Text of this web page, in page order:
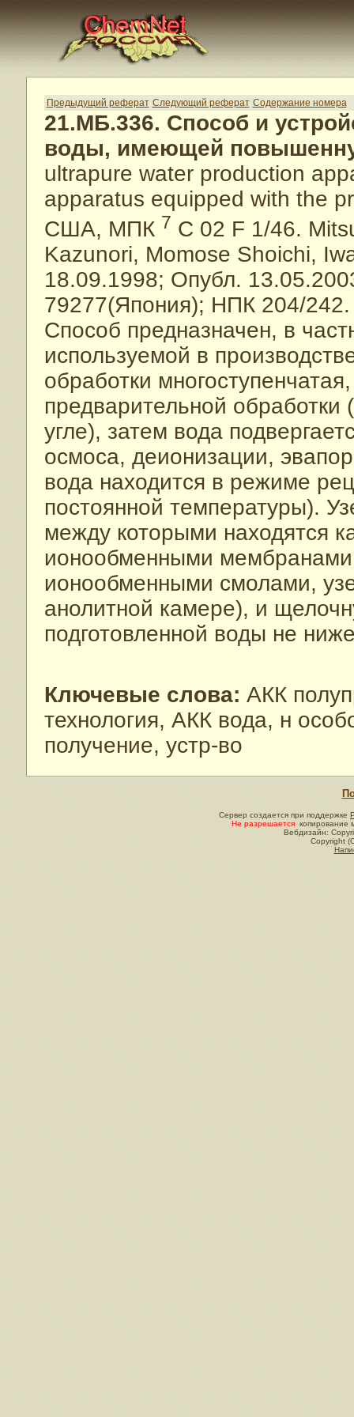
Предыдущий реферат Следующий реферат Содержание номера
21.МБ.336. Способ и
воды, имеющей
ultrapure water production
apparatus equipped with the
США, МПК 7 C 02 F 1/46.
Kazunori, Momose Shoichi,
18.09.1998; Опубл.
79277(Япония); НПК 204/242.
Способ предназначен, в
используемой в
обработки
предварительной
угле), затем вода
осмоса, деионизации,
вода находится в режиме
постоянной температуры).
между которыми находятся
ионообменными
ионообменными смолами,
анолитной камере), и
подготовленной воды не
Ключевые слова: АКК
технология, АКК вода, н
получение, устр-во
Сервер создается при поддержке
Не разрешается копирование
Вебдизайн:
Copyright